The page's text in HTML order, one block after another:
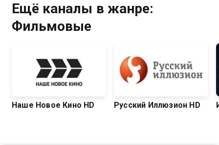
Ещё каналы в жанре:
Фильмовые
Наше Новое Кино HD Русский Иллюзион HD